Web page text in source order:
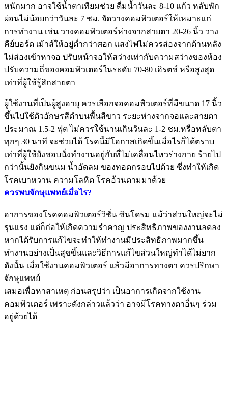
หนักมาก อาจใช้น้ำตาเทียมช่วย ดื่มน้ำวันละ 8-10 แก้ว หลับพัก
ผ่อนไม่น้อยกว่าวันละ 7 ชม. จัดวางคอมพิวเตอร์ให้เหมาะแก่
การทำงาน เช่น วางคอมพิวเตอร์ห่างจากสายตา 20-26 นิ้ว วาง
คีย์บอร์ด เม้าส์ให้อยู่ต่ำกว่าศอก แสงไฟไม่ควรส่องจากด้านหลัง
ไม่ส่องเข้าหาจอ ปรับหน้าจอให้สว่างเท่ากับความสว่างของห้อง
ปรับความถี่ของคอมพิวเตอร์ในระดับ 70-80 เฮิรตช์ หรือสูงสุด
เท่าที่ผู้ใช้รู้สึกสายตา
ผู้ใช้งานที่เป็นผู้สูงอายุ ควรเลือกจอคอมพิวเตอร์ที่มีขนาด 17 นิ้ว
ขึ้นไปใช้ตัวอักษรสีดำบนพื้นสีขาว ระยะห่างจากจอและสายตา
ประมาณ 1.5-2 ฟุต ไม่ควรใช้นานเกินวันละ 1-2 ชม.หรือหลับตา
ทุกๆ 30 นาที จะช่วยได้ โรคนี้มีโอกาสเกิดขึ้นเมื่อไรก็ได้ตราบ
เท่าที่ผู้ใช้ยังชอบนั่งทำงานอยู่กับที่ไม่เคลื่อนไหวร่างกาย ร้ายไป
กว่านั้นยังกินขนม น้ำอัดลม ของทอดกรอบไปด้วย ซึ่งทำให้เกิด
โรคเบาหวาน ความโลหิต โรคอ้วนตามมาด้วย
ควรพบจักษุแพทย์เมื่อไร?
อาการของโรคคอมพิวเตอร์วิชั่น ซินโดรม แม้ว่าส่วนใหญ่จะไม่
รุนแรง แต่ก็ก่อให้เกิดความรำคาญ ประสิทธิภาพของงานลดลง
หากได้รับการแก้ไขจะทำให้ทำงานมีประสิทธิภาพมากขึ้น
ทำงานอย่างเป็นสุขขึ้นและวิธีการแก้ไขส่วนใหญ่ทำได้ไม่ยาก
ดังนั้น เมื่อใช้งานคอมพิวเตอร์ แล้วมีอาการทางตา ควรปรึกษา
จักษุแพทย์
เสมอเพื่อหาสาเหตุ ก่อนสรุปว่า เป็นอาการเกิดจากใช้งาน
คอมพิวเตอร์ เพราะดังกล่าวแล้วว่า อาจมีโรคทางตาอื่นๆ ร่วม
อยู่ด้วยได้